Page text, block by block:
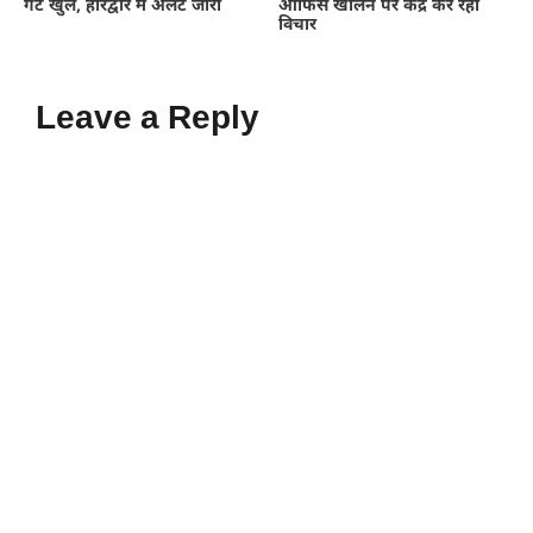
गेट खुले, हरिद्वार में अलर्ट जारी
ऑफिस खोलने पर केंद्र कर रहा
विचार
Leave a Reply